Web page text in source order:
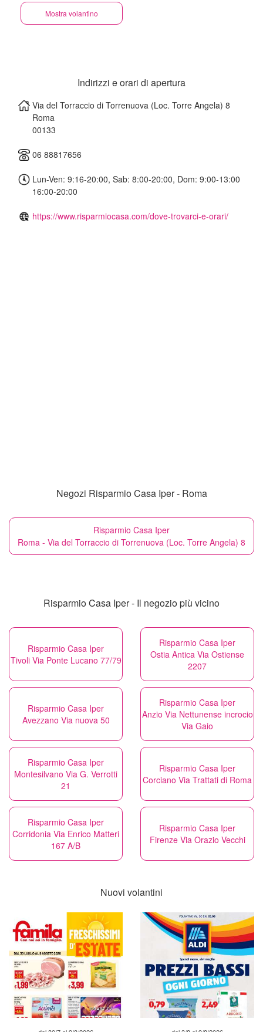
Mostra volantino
Indirizzi e orari di apertura
Via del Torraccio di Torrenuova (Loc. Torre Angela) 8
Roma
00133
06 88817656
Lun-Ven: 9:16-20:00, Sab: 8:00-20:00, Dom: 9:00-13:00
16:00-20:00
https://www.risparmiocasa.com/dove-trovarci-e-orari/
Negozi Risparmio Casa Iper - Roma
Risparmio Casa Iper
Roma - Via del Torraccio di Torrenuova (Loc. Torre Angela) 8
Risparmio Casa Iper - Il negozio più vicino
Risparmio Casa Iper
Tivoli Via Ponte Lucano 77/79
Risparmio Casa Iper
Ostia Antica Via Ostiense
2207
Risparmio Casa Iper
Avezzano Via nuova 50
Risparmio Casa Iper
Anzio Via Nettunense incrocio
Via Gaio
Risparmio Casa Iper
Montesilvano Via G. Verrotti
21
Risparmio Casa Iper
Corciano Via Trattati di Roma
Risparmio Casa Iper
Corridonia Via Enrico Matteri
167 A/B
Risparmio Casa Iper
Firenze Via Orazio Vecchi
Nuovi volantini